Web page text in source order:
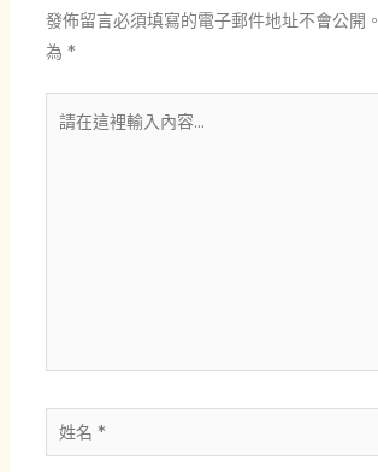
發佈留言必須填寫的電子郵件地址不會公開。
為 *
名